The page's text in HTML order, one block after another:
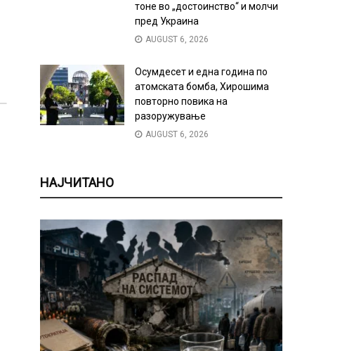
тоне во „достоинство“ и молчи
пред Украина
AUGUST 6, 2026
Осумдесет и една година по
атомската бомба, Хирошима
повторно повика на
разоружување
AUGUST 6, 2026
НАЈЧИТАНО